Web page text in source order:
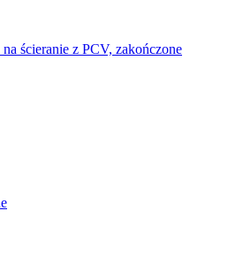
ścieranie z PCV, zakończone